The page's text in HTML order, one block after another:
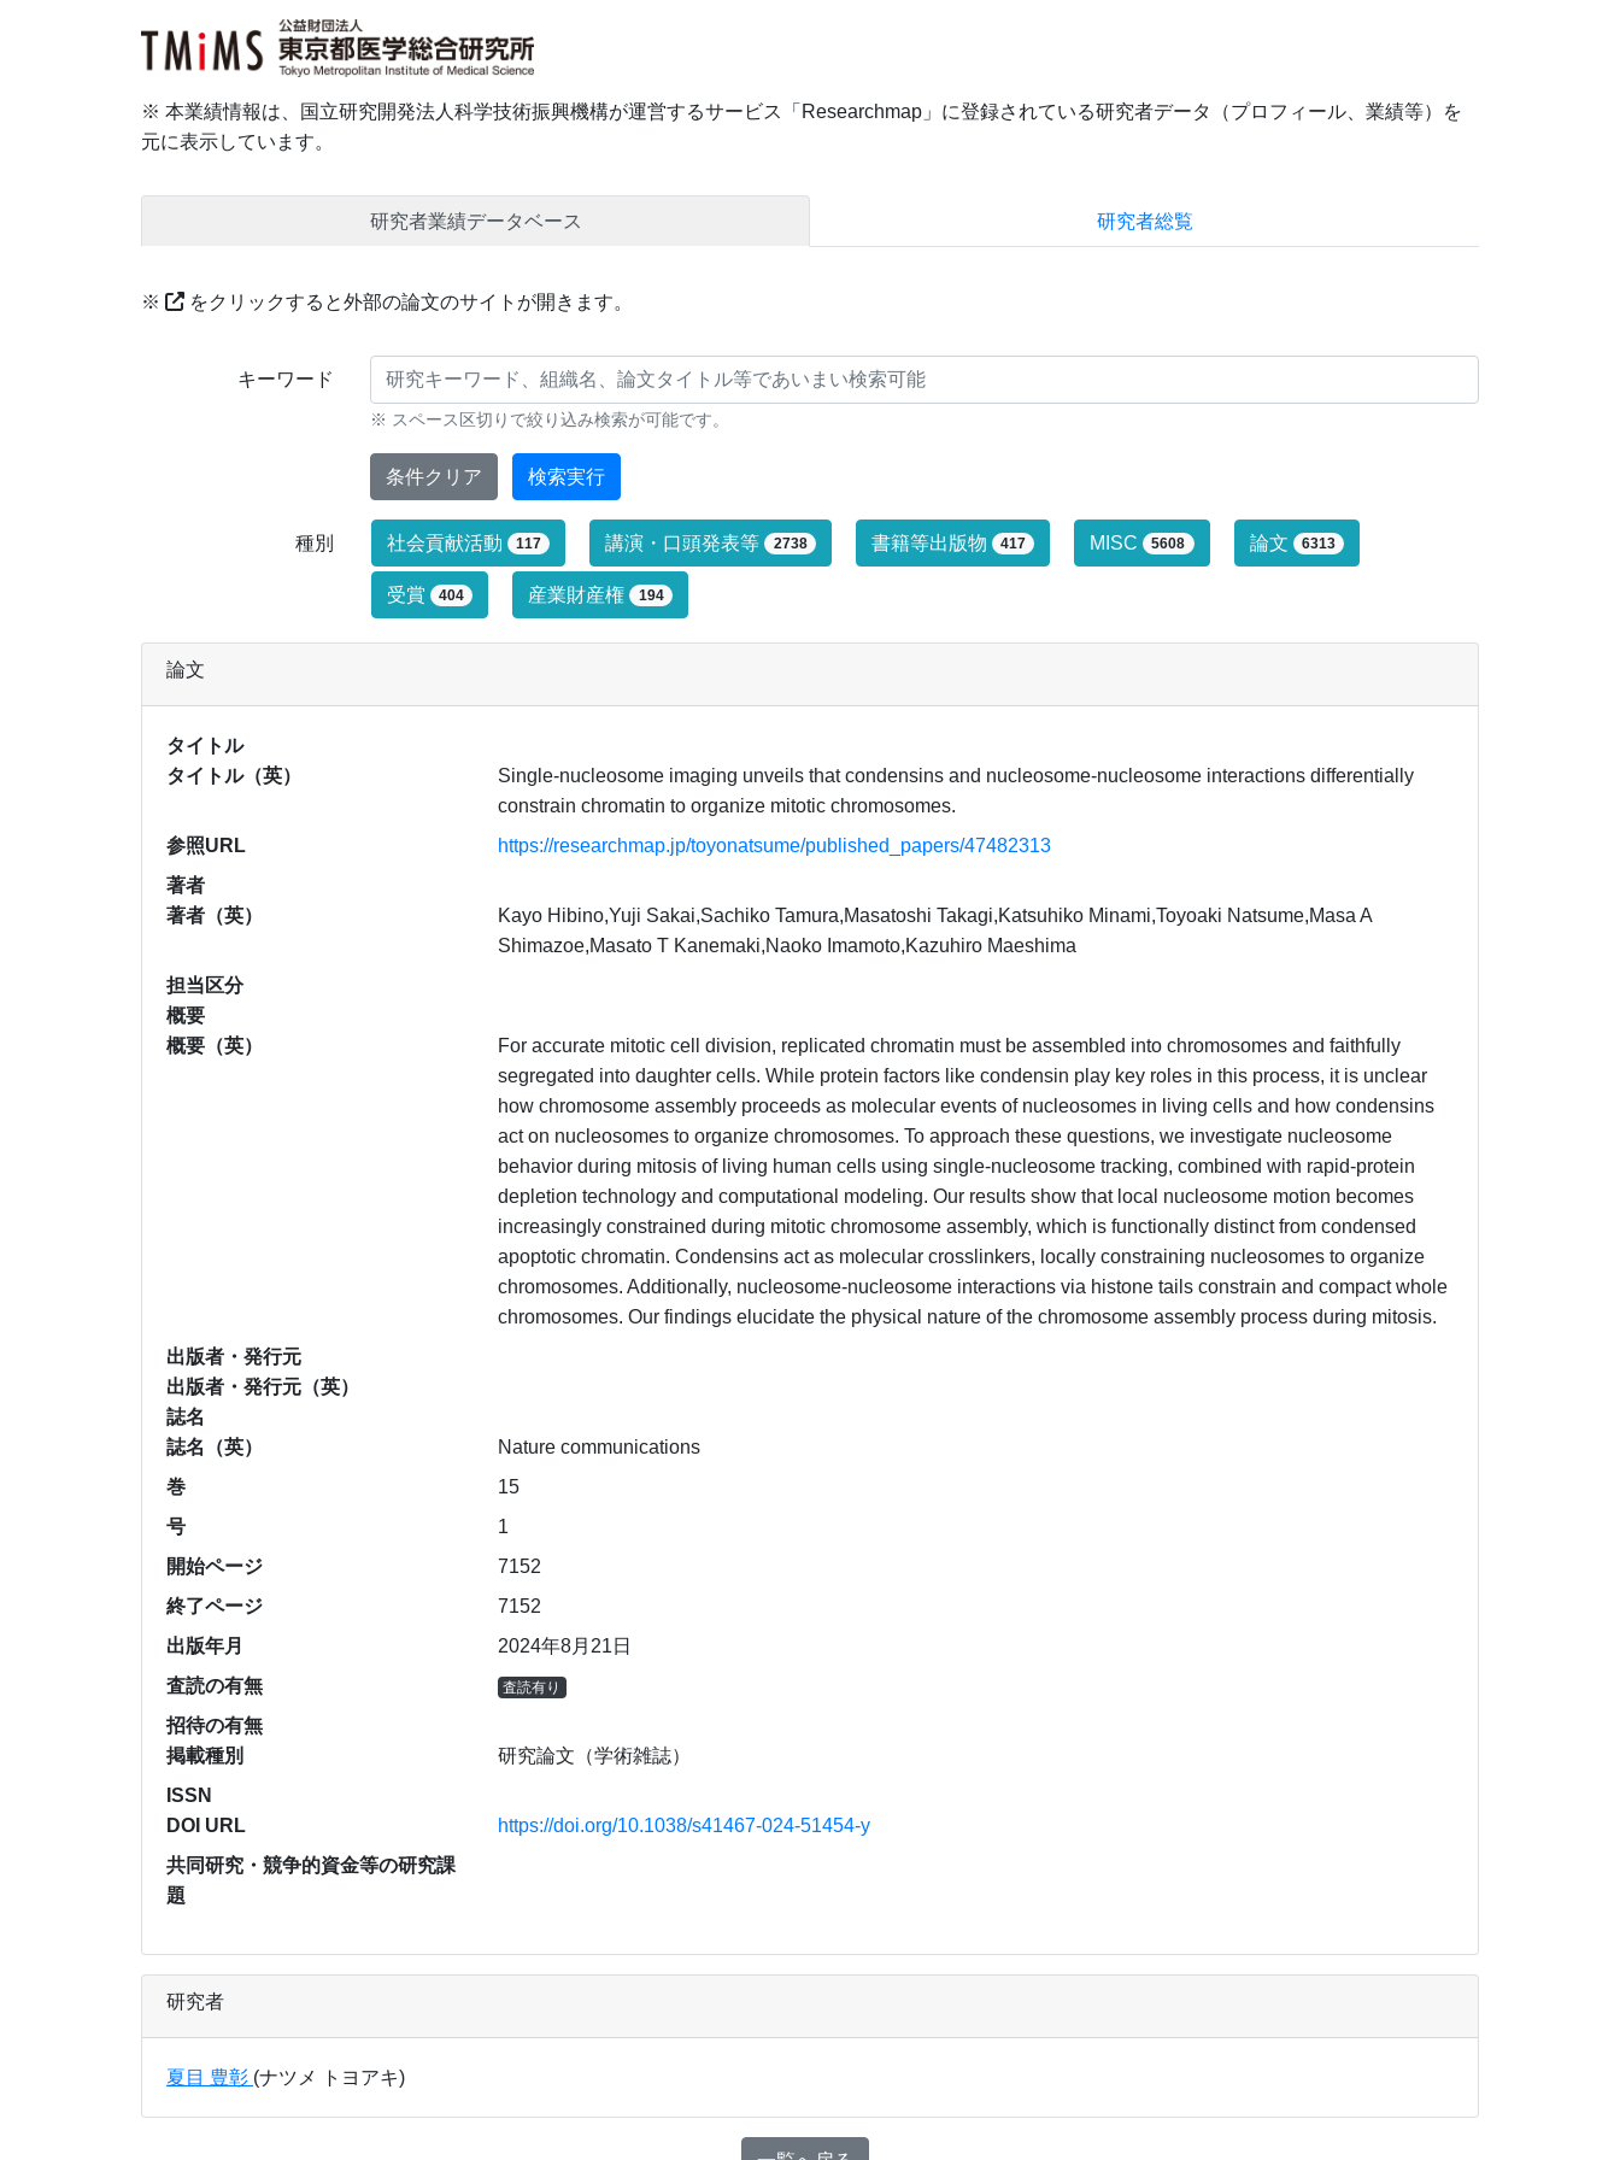
※ 本業績情報は、国立研究開発法人科学技術振興機構が運営するサービス「Researchmap」に登録されている研究者データ（プロフィール、業績等）を
元に表示しています。
研究者業績データベース 研究者総覧
※ をクリックすると外部の論文のサイトが開きます。
研究業績に対する検索条件
キーワード
※ スペース区切りで絞り込み検索が可能です。
条件クリア 検索実行
種別 研究業績タイプによる絞り込み条件です。絞り込みは行っていません。
社会貢献活動 117 講演・口頭発表等 2738 書籍等出版物 417 MISC 5608 論文 6313
受賞 404 産業財産権 194
論文
タイトル
タイトル（英）
Single-nucleosome imaging unveils that condensins and nucleosome-nucleosome interactions differentially
constrain chromatin to organize mitotic chromosomes.
参照URL
https://researchmap.jp/toyonatsume/published_papers/47482313
著者
著者（英）
Kayo Hibino,Yuji Sakai,Sachiko Tamura,Masatoshi Takagi,Katsuhiko Minami,Toyoaki Natsume,Masa A
Shimazoe,Masato T Kanemaki,Naoko Imamoto,Kazuhiro Maeshima
担当区分
概要
概要（英）
For accurate mitotic cell division, replicated chromatin must be assembled into chromosomes and faithfully
segregated into daughter cells. While protein factors like condensin play key roles in this process, it is unclear
how chromosome assembly proceeds as molecular events of nucleosomes in living cells and how condensins
act on nucleosomes to organize chromosomes. To approach these questions, we investigate nucleosome
behavior during mitosis of living human cells using single-nucleosome tracking, combined with rapid-protein
depletion technology and computational modeling. Our results show that local nucleosome motion becomes
increasingly constrained during mitotic chromosome assembly, which is functionally distinct from condensed
apoptotic chromatin. Condensins act as molecular crosslinkers, locally constraining nucleosomes to organize
chromosomes. Additionally, nucleosome-nucleosome interactions via histone tails constrain and compact whole
chromosomes. Our findings elucidate the physical nature of the chromosome assembly process during mitosis.
出版者・発行元
出版者・発行元（英）
誌名
誌名（英）
Nature communications
巻
15
号
1
開始ページ
7152
終了ページ
7152
出版年月
2024年8月21日
査読の有無
査読有り
招待の有無
掲載種別
研究論文（学術雑誌）
ISSN
DOI URL
https://doi.org/10.1038/s41467-024-51454-y
共同研究・競争的資金等の研究課
題
研究者
夏目 豊彰 (ナツメ トヨアキ)